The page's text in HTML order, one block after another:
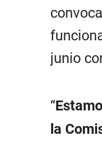
junio
“
la